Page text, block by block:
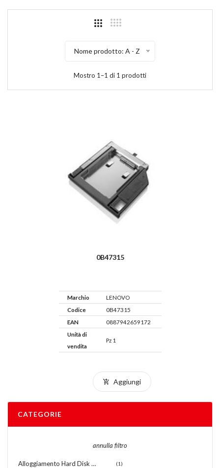
Nome prodotto: A - Z
Mostro 1–1 di 1 prodotti
0B47315
Marchio
LENOVO
Codice
0B47315
EAN
0887942659172
Unità di
vendita
Pz 1
Aggiungi
CATEGORIE
annulla filtro
Alloggiamento Hard Disk per Notebook (1)